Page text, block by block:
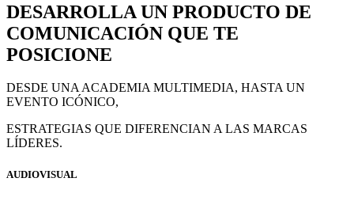
DESARROLLA UN PRODUCTO DE
COMUNICACIÓN QUE TE
POSICIONE
DESDE UNA ACADEMIA MULTIMEDIA, HASTA UN
EVENTO ICÓNICO,
ESTRATEGIAS QUE DIFERENCIAN A LAS MARCAS
LÍDERES.
AUDIOVISUAL